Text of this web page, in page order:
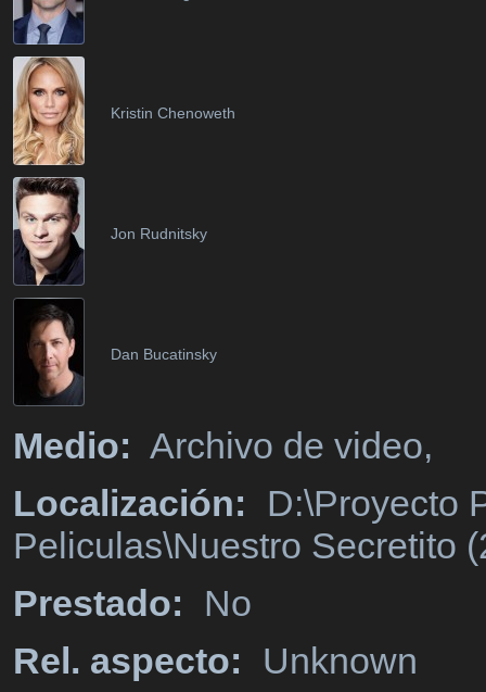
Kristin Chenoweth
Jon Rudnitsky
Dan Bucatinsky
Medio: Archivo de video,
Localización:
D:\Proyecto
Peliculas\Nuestro Secretito
Prestado:
No
Rel. aspecto:
Unknown